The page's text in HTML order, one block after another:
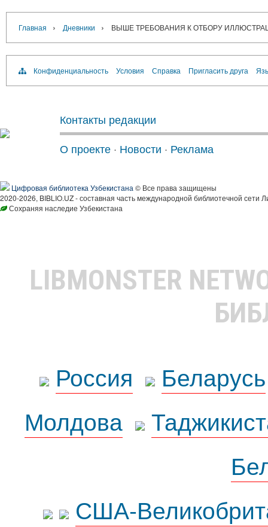
Главная › Дневники › ВЫШЕ ТРЕБОВАНИЯ К ОТБОРУ
Конфиденциальность Условия Справка Пригласить друга
Контакты редакции
О проекте · Новости · Реклама
Цифровая библиотека Узбекистана © Все права защищены
2020-2026, BIBLIO.UZ - составная часть международной библиотечной сети
Сохраняя наследие Узбекистана
LIBMONSTER
Россия
Беларусь
Молдова
США-